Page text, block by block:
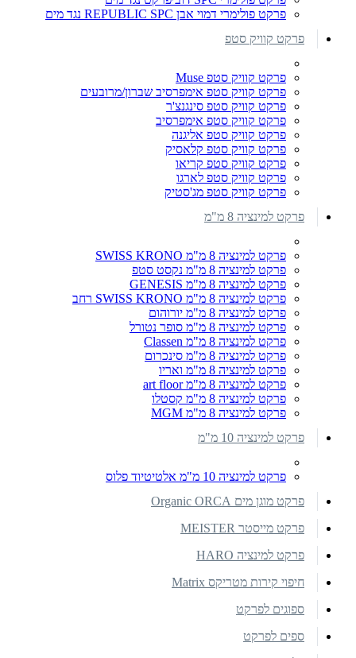
פרקט פולימרי דמוי אבן REPUBLIC SPC נגד מים
פרקט קוויק סטפ
פרקט קוויק סטפ Muse
פרקט קוויק סטפ אימפרסיב שברון/מרובעים
פרקט קוויק סטפ סינגנצ'ר
פרקט קוויק סטפ אימפרסיב
פרקט קוויק סטפ אליגנה
פרקט קוויק סטפ קלאסיק
פרקט קוויק סטפ קריאו
פרקט קוויק סטפ לארגו
פרקט קוויק סטפ מג'סטיק
פרקט למינציה 8 מ"מ
פרקט למינציה 8 מ"מ SWISS KRONO
פרקט למינציה 8 מ"מ נקסט סטפ
פרקט למינציה 8 מ"מ GENESIS
פרקט למינציה 8 מ"מ SWISS KRONO רחב
פרקט למינציה 8 מ"מ יורוהום
פרקט למינציה 8 מ"מ סופר נטורל
פרקט למינציה 8 מ"מ Classen
פרקט למינציה 8 מ"מ סינכרום
פרקט למינציה 8 מ"מ ואריו
פרקט למינציה 8 מ"מ art floor
פרקט למינציה 8 מ"מ קסטלו
פרקט למינציה 8 מ"מ MGM
פרקט למינציה 10 מ"מ
פרקט למינציה 10 מ"מ אלטיטיוד פלוס
פרקט מוגן מים Organic ORCA
פרקט מייסטר MEISTER
פרקט למינציה HARO
חיפוי קירות מטריקס Matrix
ספוגים לפרקט
ספים לפרקט